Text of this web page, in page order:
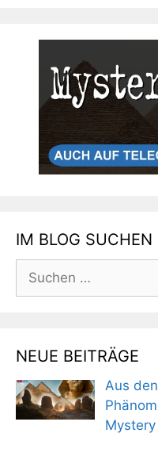
IM BLOG SUCHEN
Suchen
nach:
NEUE BEITRÄGE
Aus